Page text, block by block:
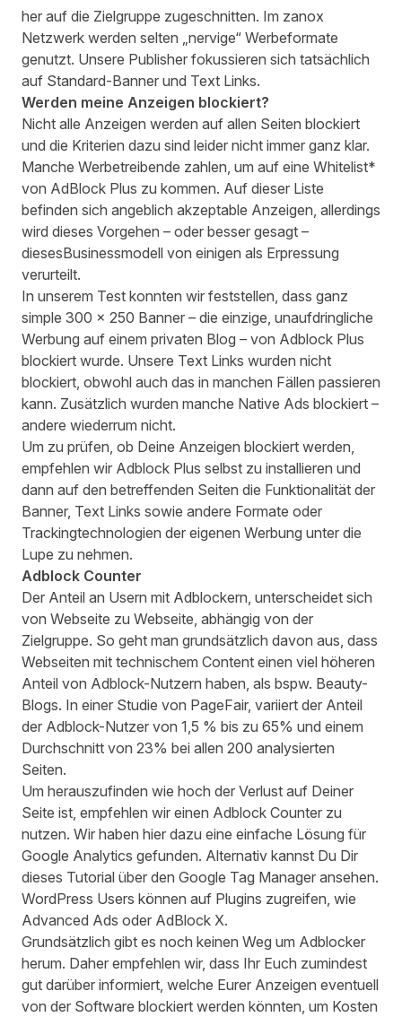
her auf die Zielgruppe zugeschnitten. Im zanox
Netzwerk werden selten „nervige“ Werbeformate
genutzt. Unsere Publisher fokussieren sich tatsächlich
auf Standard-Banner und Text Links.
Werden meine Anzeigen blockiert?
Nicht alle Anzeigen werden auf allen Seiten blockiert
und die Kriterien dazu sind leider nicht immer ganz klar.
Manche Werbetreibende zahlen, um auf eine Whitelist*
von AdBlock Plus zu kommen. Auf dieser Liste
befinden sich angeblich akzeptable Anzeigen , allerdings
wird dieses Vorgehen – oder besser gesagt –
diesesBusinessmodell von einigen als Erpressung
verurteilt.
In unserem Test konnten wir feststellen, dass ganz
simple 300 x 250 Banner – die einzige, unaufdringliche
Werbung auf einem privaten Blog – von Adblock Plus
blockiert wurde. Unsere Text Links wurden nicht
blockiert, obwohl auch das in manchen Fällen passieren
kann. Zusätzlich wurden manche Native Ads blockiert –
andere wiederrum nicht.
Um zu prüfen, ob Deine Anzeigen blockiert werden,
empfehlen wir Adblock Plus selbst zu installieren und
dann auf den betreffenden Seiten die Funktionalität der
Banner, Text Links sowie andere Formate oder
Trackingtechnologien der eigenen Werbung unter die
Lupe zu nehmen.
Adblock Counter
Der Anteil an Usern mit Adblockern, unterscheidet sich
von Webseite zu Webseite, abhängig von der
Zielgruppe. So geht man grundsätzlich davon aus, dass
Webseiten mit technischem Content einen viel höheren
Anteil von Adblock-Nutzern haben, als bspw. Beauty-
Blogs. In einer Studie von PageFair, variiert der Anteil
der Adblock-Nutzer von 1,5 % bis zu 65% und einem
Durchschnitt von 23% bei allen 200 analysierten
Seiten.
Um herauszufinden wie hoch der Verlust auf Deiner
Seite ist, empfehlen wir einen Adblock Counter zu
nutzen. Wir haben hier dazu eine einfache Lösung für
Google Analytics gefunden. Alternativ kannst Du Dir
dieses Tutorial über den Google Tag Manager ansehen.
WordPress Users können auf Plugins zugreifen, wie
Advanced Ads oder AdBlock X.
Grundsätzlich gibt es noch keinen Weg um Adblocker
herum. Daher empfehlen wir, dass Ihr Euch zumindest
gut darüber informiert, welche Eurer Anzeigen eventuell
von der Software blockiert werden könnten, um Kosten